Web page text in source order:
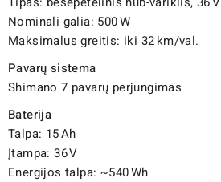
Nominali galia: 500 W
Maksimalus greitis: iki 32 km/val.
Pavarų sistema
Shimano 7 pavarų perjungimas
Baterija
Talpa: 15 Ah
Įtampa: 36 V
Energijos talpa: ~540 Wh